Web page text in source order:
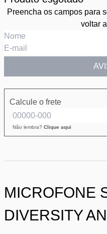
Preencha os campos para
voltar
Calcule o frete
Não lembra? Clique aqui
MICROFONE
DIVERSITY